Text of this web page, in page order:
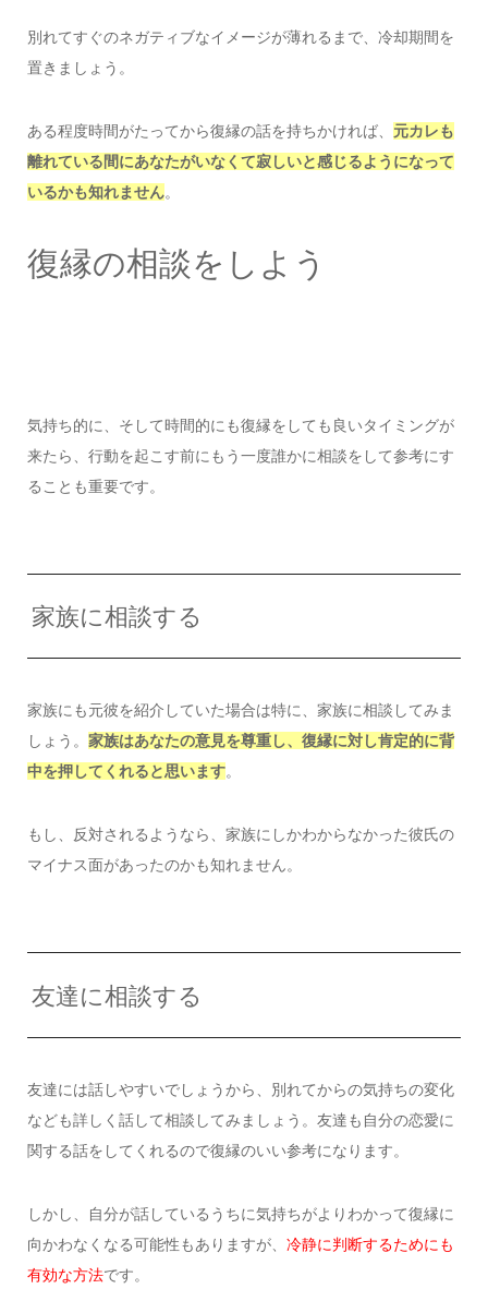
別れてすぐのネガティブなイメージが薄れるまで、冷却期間を
置きましょう。
ある程度時間がたってから復縁の話を持ちかければ、 元カレも
離れている間にあなたがいなくて寂しいと感じるようになって
いるかも知れません。
復縁の相談をしよう
気持ち的に、そして時間的にも復縁をしても良いタイミングが
来たら、行動を起こす前にもう一度誰かに相談をして参考にす
ることも重要です。
家族に相談する
家族にも元彼を紹介していた場合は特に、家族に相談してみま
しょう。 家族はあなたの意見を尊重し、復縁に対し肯定的に背
中を押してくれると思います。
もし、反対されるようなら、家族にしかわからなかった彼氏の
マイナス面があったのかも知れません。
友達に相談する
友達には話しやすいでしょうから、別れてからの気持ちの変化
なども詳しく話して相談してみましょう。友達も自分の恋愛に
関する話をしてくれるので復縁のいい参考になります。
しかし、自分が話しているうちに気持ちがよりわかって復縁に
向かわなくなる可能性もありますが、 冷静に判断するためにも
有効な方法です。